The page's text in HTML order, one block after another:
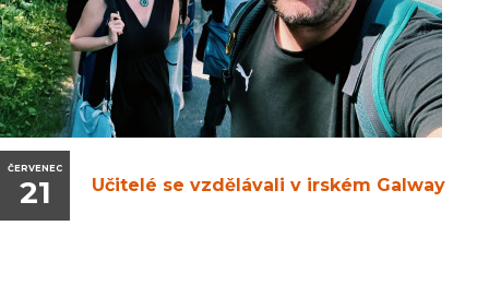
ČERVENEC
21 Učitelé se vzdělávali v irském Galway